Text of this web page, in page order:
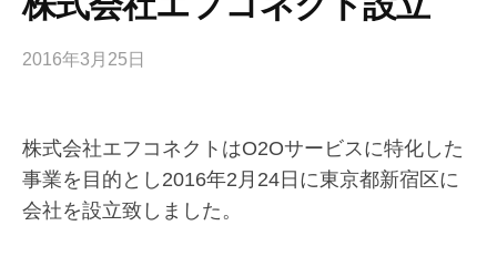
2016年3月25日
m
i
o
m
e
株式会社エフコネクトはO2Oサービスに特化した
事業を目的とし2016年2月24日に東京都新宿区に
会社を設立致しました。